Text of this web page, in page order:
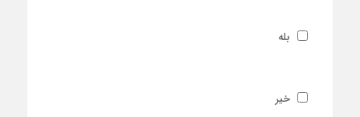
بله
خیر